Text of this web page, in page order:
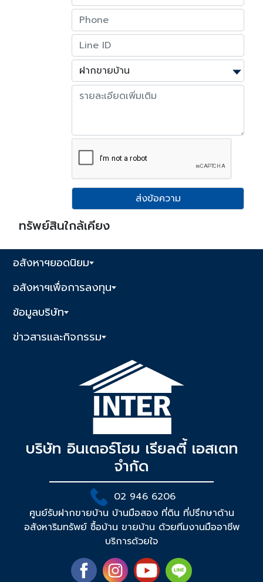
ส่งข้อความ
ทรัพย์สินใกล้เคียง
อสังหาฯยอดนิยม
อสังหาฯเพื่อการลงทุน
ข้อมูลบริษัท
ข่าวสารและกิจกรรม
บริษัท อินเตอร์โฮม เรียลตี้ เอสเตท
จำกัด
02 946 6206
ศูนย์รับฝากขายบ้าน บ้านมือสอง ที่ดิน ที่ปรึกษาด้าน
อสังหาริมทรัพย์ ซื้อบ้าน ขายบ้าน ด้วยทีมงานมืออาชีพ
บริการด้วยใจ